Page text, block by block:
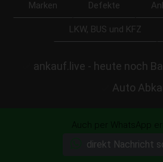
Marken Defekte
LKW, BUS und KFZ
ankauf.live - heute noch
Auto
Auch per WhatsApp
direkt Nachricht